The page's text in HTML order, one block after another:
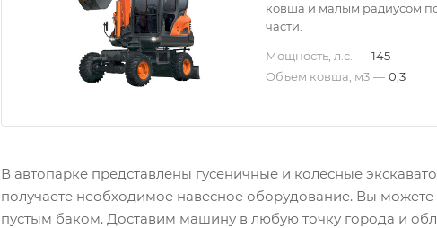
ковша и малым радиусом
части.
Мощность, л.с. — 145
Объем ковша, м3 — 0,3
В автопарке представлены гусеничные и колесные
получаете необходимое навесное оборудование. Вы можете
пустым баком. Доставим машину в любую точку города и